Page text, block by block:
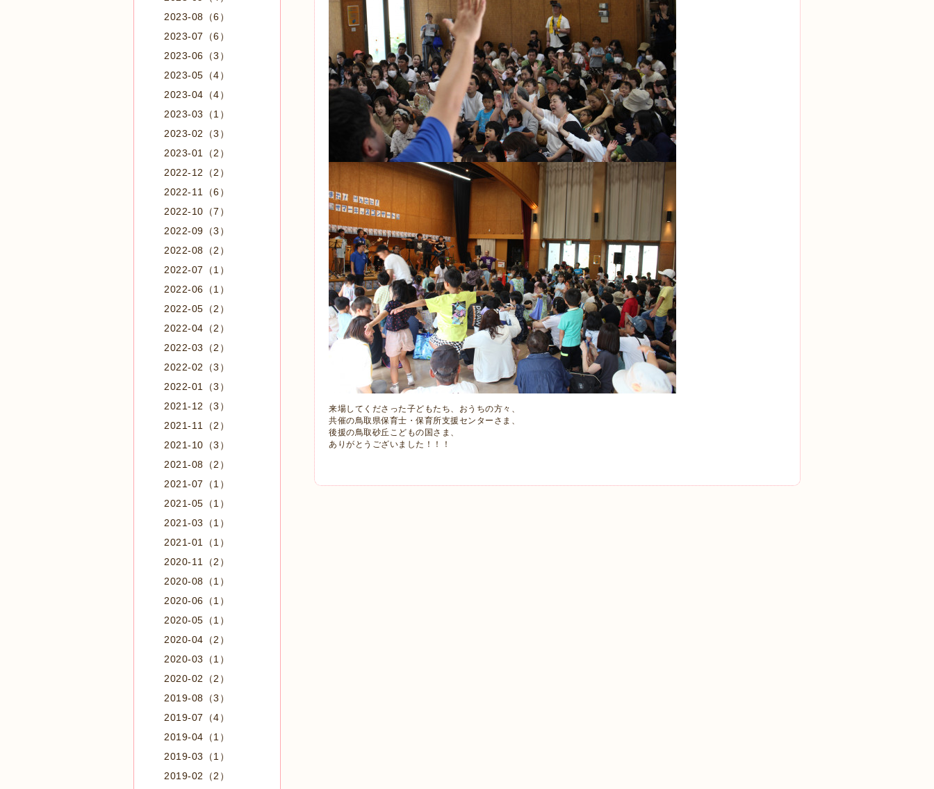
来場してくださった子どもたち、おうちの方々、
共催の鳥取県保育士・保育所支援センターさま、
後援の鳥取砂丘こどもの国さま、
ありがとうございました！！！
2023-08（6）
2023-07（6）
2023-06（3）
2023-05（4）
2023-04（4）
2023-03（1）
2023-02（3）
2023-01（2）
2022-12（2）
2022-11（6）
2022-10（7）
2022-09（3）
2022-08（2）
2022-07（1）
2022-06（1）
2022-05（2）
2022-04（2）
2022-03（2）
2022-02（3）
2022-01（3）
2021-12（3）
2021-11（2）
2021-10（3）
2021-08（2）
2021-07（1）
2021-05（1）
2021-03（1）
2021-01（1）
2020-11（2）
2020-08（1）
2020-06（1）
2020-05（1）
2020-04（2）
2020-03（1）
2020-02（2）
2019-08（3）
2019-07（4）
2019-04（1）
2019-03（1）
2019-02（2）